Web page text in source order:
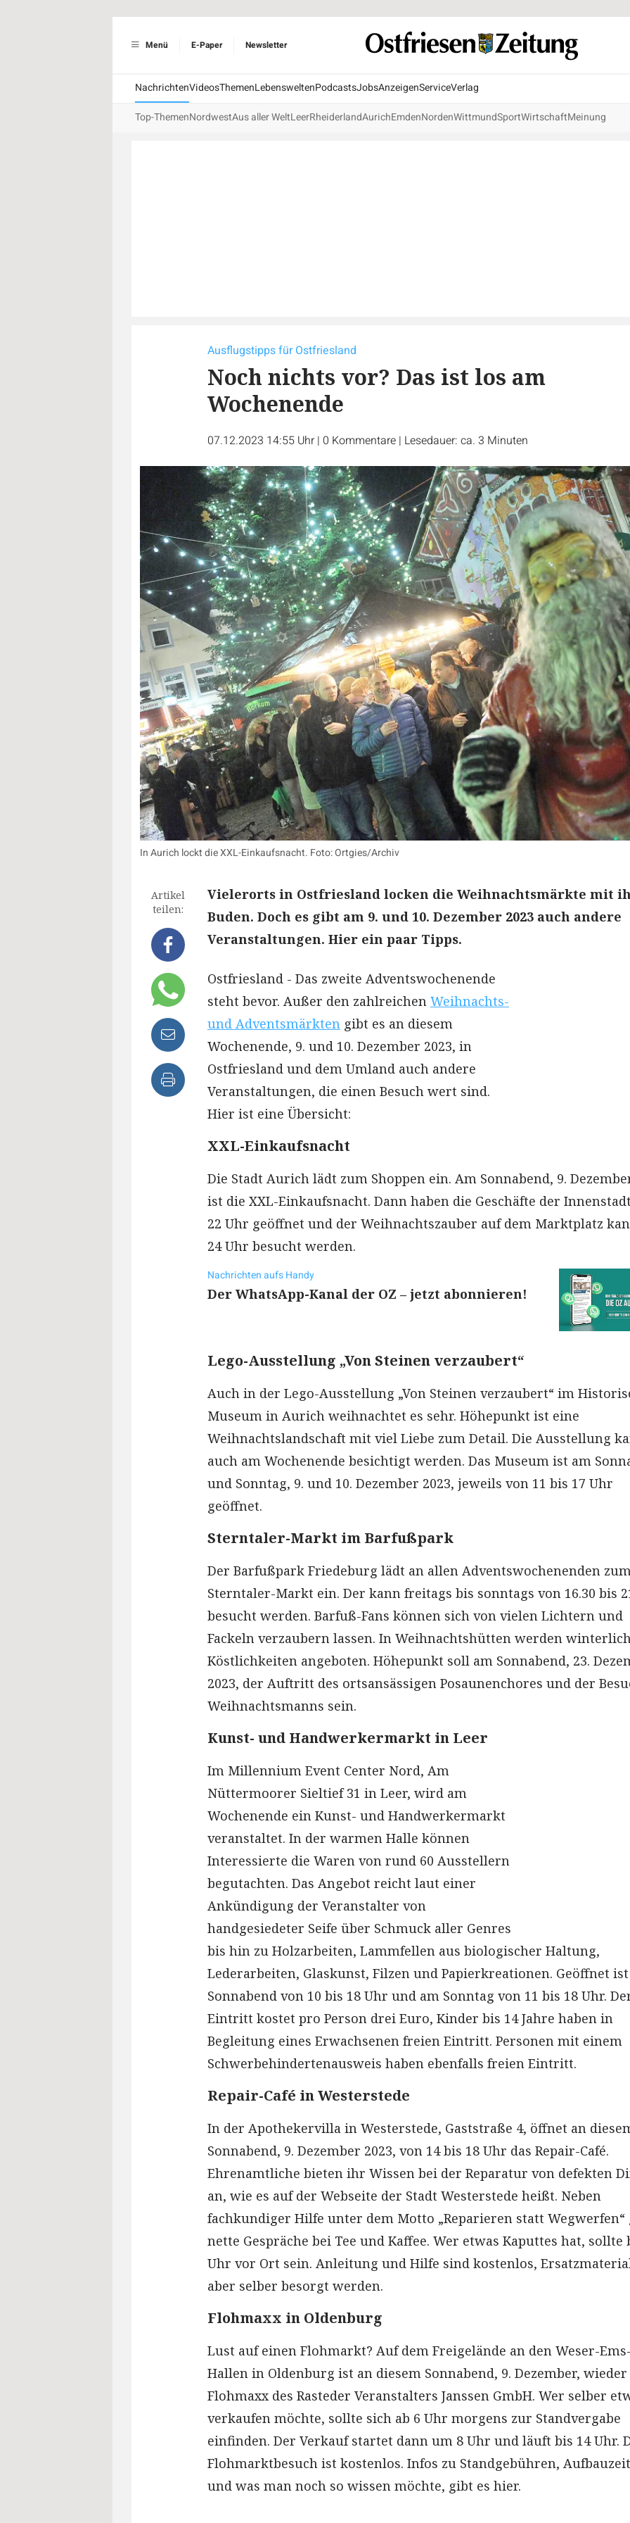
Menü E-Paper Newsletter
NachrichtenVideosThemenLebensweltenPodcastsJobsAnzeigenServiceVerlag
Top-ThemenNordwestAus aller WeltLeerRheiderlandAurichEmdenNordenWittmundSportWirtschaftMeinung
Ausflugstipps für Ostfriesland
Noch nichts vor? Das ist los am
Wochenende
07.12.2023 14:55 Uhr | 0 Kommentare | Lesedauer: ca. 3 Minuten
In Aurich lockt die XXL-Einkaufsnacht. Foto: Ortgies/Archiv
Artikel
teilen:
Vielerorts in Ostfriesland locken die Weihnachtsmärkte mit
Buden. Doch es gibt am 9. und 10. Dezember 2023 auch andere
Veranstaltungen. Hier ein paar Tipps.
Ostfriesland - Das zweite Adventswochenende
steht bevor. Außer den zahlreichen Weihnachts-
und Adventsmärkten gibt es an diesem
Wochenende, 9. und 10. Dezember 2023, in
Ostfriesland und dem Umland auch andere
Veranstaltungen, die einen Besuch wert sind.
Hier ist eine Übersicht:
XXL-Einkaufsnacht
Die Stadt Aurich lädt zum Shoppen ein. Am Sonnabend, 9.
ist die XXL-Einkaufsnacht. Dann haben die Geschäfte der
22 Uhr geöffnet und der Weihnachtszauber auf dem Marktplatz
24 Uhr besucht werden.
Nachrichten aufs Handy
Der WhatsApp-Kanal der OZ – jetzt abonnieren!
Lego-Ausstellung „Von Steinen verzaubert“
Auch in der Lego-Ausstellung „Von Steinen verzaubert“ im
Museum in Aurich weihnachtet es sehr. Höhepunkt ist eine
Weihnachtslandschaft mit viel Liebe zum Detail. Die Ausstellung
auch am Wochenende besichtigt werden. Das Museum ist am
und Sonntag, 9. und 10. Dezember 2023, jeweils von 11 bis 17 Uhr
geöffnet.
Sterntaler-Markt im Barfußpark
Der Barfußpark Friedeburg lädt an allen Adventswochenenden
Sterntaler-Markt ein. Der kann freitags bis sonntags von 16.30 bis
besucht werden. Barfuß-Fans können sich von vielen Lichtern und
Fackeln verzaubern lassen. In Weihnachtshütten werden
Köstlichkeiten angeboten. Höhepunkt soll am Sonnabend, 23.
2023, der Auftritt des ortsansässigen Posaunenchores und der
Weihnachtsmanns sein.
Kunst- und Handwerkermarkt in Leer
Im Millennium Event Center Nord, Am
Nüttermoorer Sieltief 31 in Leer, wird am
Wochenende ein Kunst- und Handwerkermarkt
veranstaltet. In der warmen Halle können
Interessierte die Waren von rund 60 Ausstellern
begutachten. Das Angebot reicht laut einer
Ankündigung der Veranstalter von
handgesiedeter Seife über Schmuck aller Genres
bis hin zu Holzarbeiten, Lammfellen aus biologischer Haltung,
Lederarbeiten, Glaskunst, Filzen und Papierkreationen. Geöffnet
Sonnabend von 10 bis 18 Uhr und am Sonntag von 11 bis 18 Uhr.
Eintritt kostet pro Person drei Euro, Kinder bis 14 Jahre haben in
Begleitung eines Erwachsenen freien Eintritt. Personen mit einem
Schwerbehindertenausweis haben ebenfalls freien Eintritt.
Repair-Café in Westerstede
In der Apothekervilla in Westerstede, Gaststraße 4, öffnet an
Sonnabend, 9. Dezember 2023, von 14 bis 18 Uhr das Repair-Café.
Ehrenamtliche bieten ihr Wissen bei der Reparatur von defekten
an, wie es auf der Webseite der Stadt Westerstede heißt. Neben
fachkundiger Hilfe unter dem Motto „Reparieren statt Wegwerfen“
nette Gespräche bei Tee und Kaffee. Wer etwas Kaputtes hat, sollte
Uhr vor Ort sein. Anleitung und Hilfe sind kostenlos,
aber selber besorgt werden.
Flohmaxx in Oldenburg
Lust auf einen Flohmarkt? Auf dem Freigelände an den Weser-
Hallen in Oldenburg ist an diesem Sonnabend, 9. Dezember,
Flohmaxx des Rasteder Veranstalters Janssen GmbH. Wer selber
verkaufen möchte, sollte sich ab 6 Uhr morgens zur Standvergabe
einfinden. Der Verkauf startet dann um 8 Uhr und läuft bis 14 Uhr.
Flohmarktbesuch ist kostenlos. Infos zu Standgebühren,
und was man noch so wissen möchte, gibt es hier.